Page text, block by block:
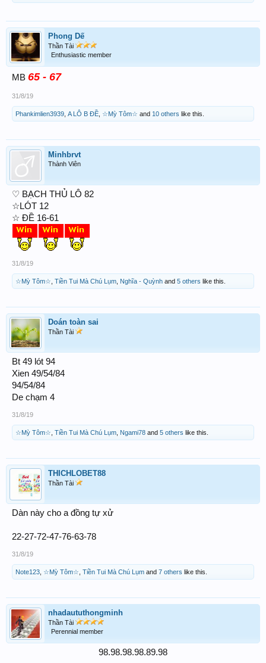
Phong Dế
Thần Tài
Enthusiastic member
MB 65 - 67
31/8/19
Phankimlien3939 A LÔ B ĐỀ ☆Mỳ Tôm☆ and 10 others like this.
Minhbrvt
Thành Viên
♡ BẠCH THỦ LÔ 82
☆LÓT 12
☆ ĐỀ 16-61
31/8/19
☆Mỳ Tôm☆ Tiền Tui Mà Chú Lụm Nghĩa - Quỳnh and 5 others like this.
Doán toàn sai
Thần Tài
Bt 49 lót 94
Xien 49/54/84
94/54/84
De chạm 4
31/8/19
☆Mỳ Tôm☆ Tiền Tui Mà Chú Lụm Ngami78 and 5 others like this.
THICHLOBET88
Thần Tài
Dàn này cho a đồng tự xử
22-27-72-47-76-63-78
31/8/19
Note123 ☆Mỳ Tôm☆ Tiền Tui Mà Chú Lụm and 7 others like this.
nhadaututhongminh
Thần Tài
Perennial member
98.98.98.98.89.98​